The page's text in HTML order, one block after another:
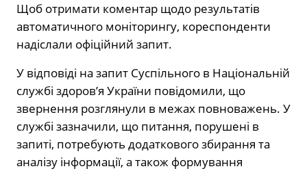
Щоб отримати коментар щодо результатів
автоматичного моніторингу, кореспонденти
надіслали офіційний запит.
У відповіді на запит Суспільного в Національній
службі здоров’я України повідомили, що
звернення розглянули в межах повноважень. У
службі зазначили, що питання, порушені в
запиті, потребують додаткового збирання та
аналізу інформації, а також формування